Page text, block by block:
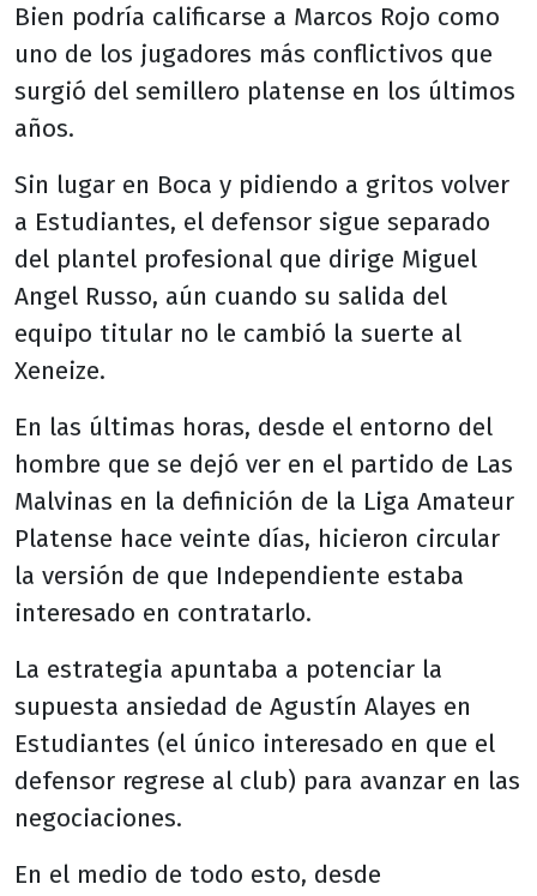
Bien podría calificarse a Marcos Rojo como
uno de los jugadores más conflictivos que
surgió del semillero platense en los últimos
años.
Sin lugar en Boca y pidiendo a gritos volver
a Estudiantes, el defensor sigue separado
del plantel profesional que dirige Miguel
Angel Russo, aún cuando su salida del
equipo titular no le cambió la suerte al
Xeneize.
En las últimas horas, desde el entorno del
hombre que se dejó ver en el partido de Las
Malvinas en la definición de la Liga Amateur
Platense hace veinte días, hicieron circular
la versión de que Independiente estaba
interesado en contratarlo.
La estrategia apuntaba a potenciar la
supuesta ansiedad de Agustín Alayes en
Estudiantes (el único interesado en que el
defensor regrese al club) para avanzar en las
negociaciones.
En el medio de todo esto, desde